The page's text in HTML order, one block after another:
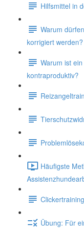
Hilfsmittel in
Warum
korrigiert werden?
Warum ist
kontraproduktiv?
Häufigste
Übung: Für